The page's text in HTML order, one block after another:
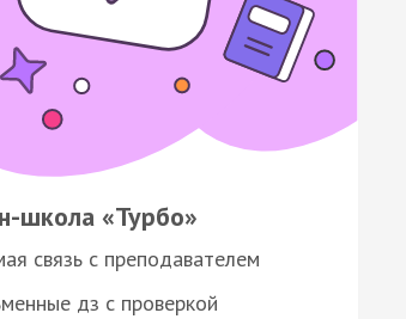
школа «Турбо»
связь с преподавателем
дз с проверкой